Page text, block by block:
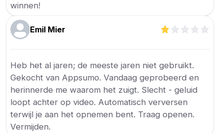
winnen!
Emil Mier
Heb het al jaren; de meeste jaren niet gebruikt.
Gekocht van Appsumo. Vandaag geprobeerd en
herinnerde me waarom het zuigt. Slecht - geluid
loopt achter op video. Automatisch verversen
terwijl je aan het opnemen bent. Traag openen.
Vermijden.